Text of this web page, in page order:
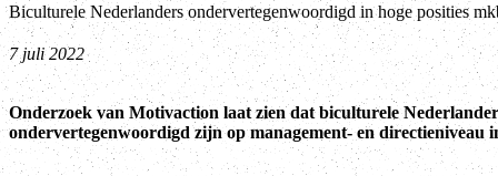
Biculturele Nederlanders ondervertegenwoordigd in hoge posities
7 juli 2022
Onderzoek van Motivaction laat zien dat biculturele
ondervertegenwoordigd zijn op management- en directieniveau